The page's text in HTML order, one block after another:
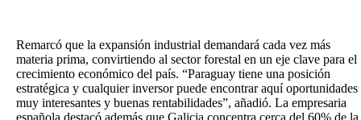
Remarcó que la expansión industrial demandará cada vez más
materia prima, convirtiendo al sector forestal en un eje clave para el
crecimiento económico del país. “Paraguay tiene una posición
estratégica y cualquier inversor puede encontrar aquí oportunidades
muy interesantes y buenas rentabilidades”, añadió. La empresaria
española destacó además que Galicia concentra cerca del 60% de la